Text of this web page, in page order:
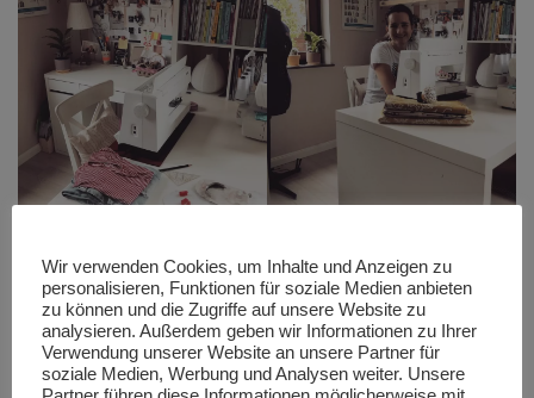
Wir verwenden Cookies, um Inhalte und Anzeigen zu
personalisieren, Funktionen für soziale Medien anbieten
zu können und die Zugriffe auf unsere Website zu
analysieren. Außerdem geben wir Informationen zu Ihrer
Verwendung unserer Website an unsere Partner für
soziale Medien, Werbung und Analysen weiter. Unsere